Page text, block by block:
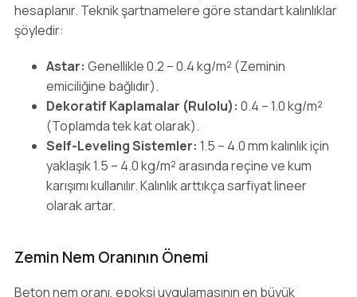
hesaplanır. Teknik şartnamelere göre standart kalınlıklar
şöyledir:
Astar: Genellikle 0.2 – 0.4 kg/m² (Zeminin
emiciliğine bağlıdır).
Dekoratif Kaplamalar (Rulolu): 0.4 – 1.0 kg/m²
(Toplamda tek kat olarak).
Self-Leveling Sistemler: 1.5 – 4.0 mm kalınlık için
yaklaşık 1.5 – 4.0 kg/m² arasında reçine ve kum
karışımı kullanılır. Kalınlık arttıkça sarfiyat lineer
olarak artar.
Zemin Nem Oranının Önemi
Beton nem oranı, epoksi uygulamasının en büyük